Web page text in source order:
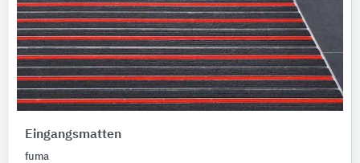
Eingangsmatten
fuma